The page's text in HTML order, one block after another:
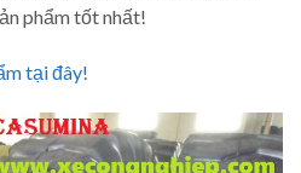
phẩm tốt nhất!
tại đây!